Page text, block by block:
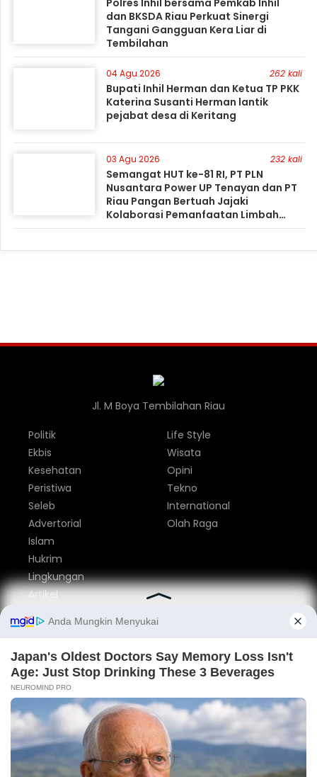
Polres Inhil bersama Pemkab Inhil
dan BKSDA Riau Perkuat Sinergi
Tangani Gangguan Kera Liar di
Tembilahan
04 Agu 2026 262 kali
Bupati Inhil Herman dan Ketua TP PKK
Katerina Susanti Herman lantik
pejabat desa di Keritang
03 Agu 2026 232 kali
Semangat HUT ke-81 RI, PT PLN
Nusantara Power UP Tenayan dan PT
Riau Pangan Bertuah Jajaki
Kolaborasi Pemanfaatan Limbah
FABA untuk Dukung Swasembada
Jl. M Boya Tembilahan Riau
Politik
Ekbis
Kesehatan
Peristiwa
Seleb
Advertorial
Life Style
Wisata
Opini
Tekno
International
Olah Raga
Islam
Hukrim
Lingkungan
Artikel
Parlemen
Nasional
Tentang Kami Redaksi
Pedoman Media Siber
Privacy Policy
Disclaimer Iklan Kontak
© 2014 - 2026pesisirnews.com . devheriweb